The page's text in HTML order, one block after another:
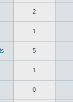
2
1
5
1
0